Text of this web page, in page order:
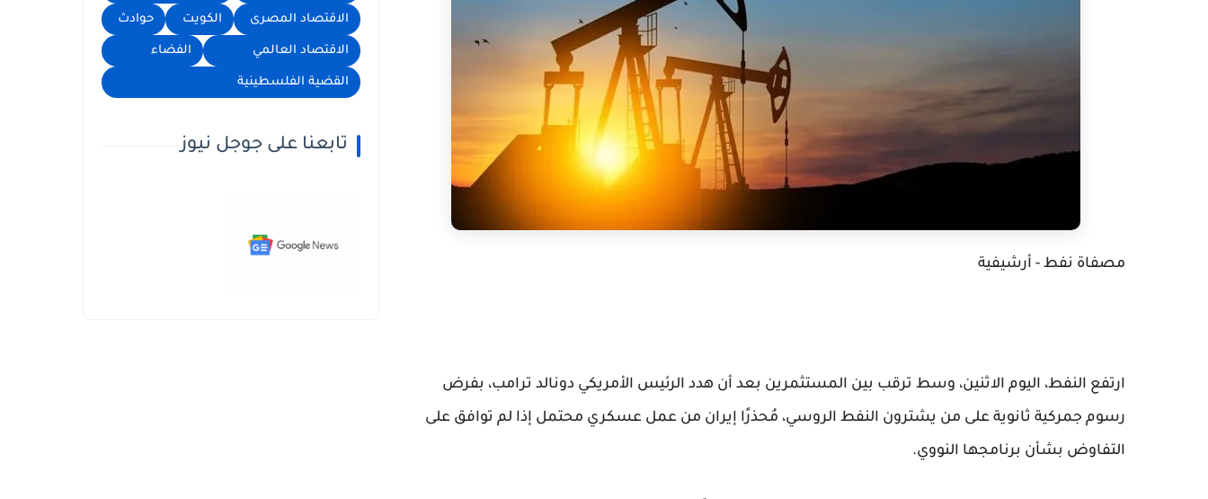
مصفاة نفط - أرشيفية
ارتفع النفط، اليوم الاثنين، وسط ترقب بين المستثمرين بعد أن هدد الرئيس الأمريكي دونالد ترامب، بفرض
رسوم جمركية ثانوية على من يشترون النفط الروسي، مُحذرًا إيران من عمل عسكري محتمل إذا لم توافق على
التفاوض بشأن برنامجها النووي.
الاقتصاد المصرى الكويت حوادث
الاقتصاد العالمي الفضاء
القضية الفلسطينية
تابعنا على جوجل نيوز